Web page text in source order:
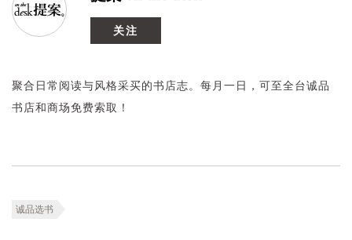
关注
聚合日常阅读与风格采买的书店志。每月一日，可至全台诚品
书店和商场免费索取！
诚品选书